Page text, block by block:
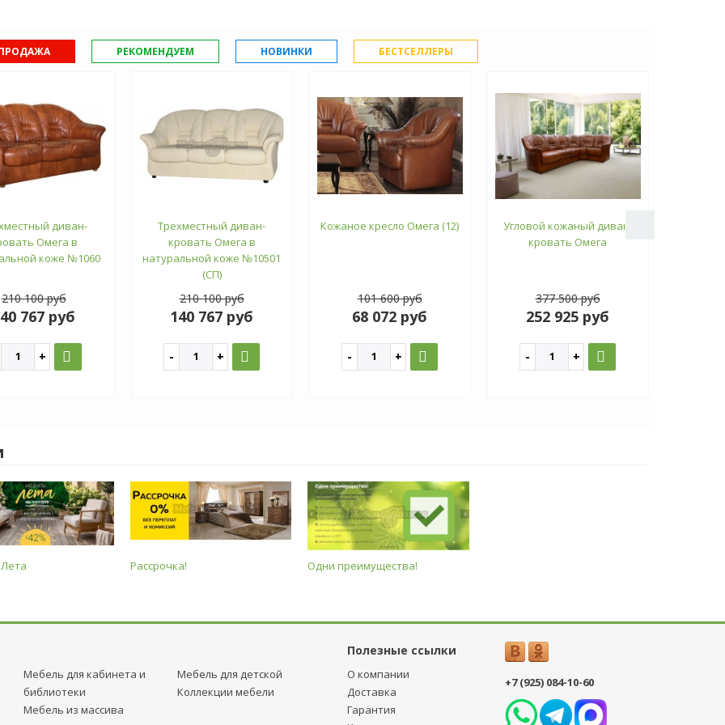
РЕКОМЕНДУЕМ НОВИНКИ БЕСТСЕЛЛЕРЫ
диван-
Омега в
коже №1060
210 100 руб
767 руб
Трехместный диван-
кровать Омега в
натуральной коже №10501
(СП)
210 100 руб
140 767 руб
Кожаное кресло Омега (12)
101 600 руб
68 072 руб
Угловой кожаный диван-
кровать Омега
377 500 руб
252 925 руб
Рассрочка! Одни преимущества!
Полезные ссылки
Мебель для кабинета и
библиотеки
Мебель из массива
Мебель для детcкой
Коллекции мебели
О компании
Доставка
Гарантия
+7 (925) 084-10-60